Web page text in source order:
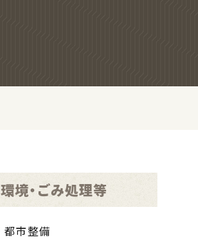
環境・ごみ処理等
都市整備